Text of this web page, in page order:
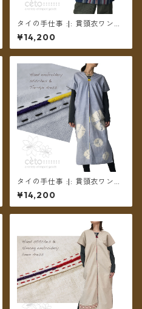
タイの手仕事 :|: 貫頭衣ワンピ
ース ストライプコットン ちく
ちくライン手刺繍 【送料無
料】
¥14,200
タイの手仕事 :|: 貫頭衣ワンピ
ース コットンタイダイ ちくち
く手刺繍ステッチ 【送料無
料】
¥14,200